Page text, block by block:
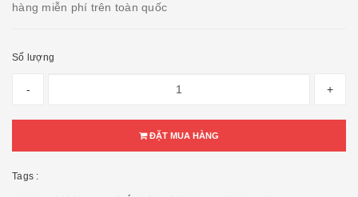
hàng miễn phí trên toàn quốc
Số lượng
- +
ĐẶT MUA HÀNG
Tags :